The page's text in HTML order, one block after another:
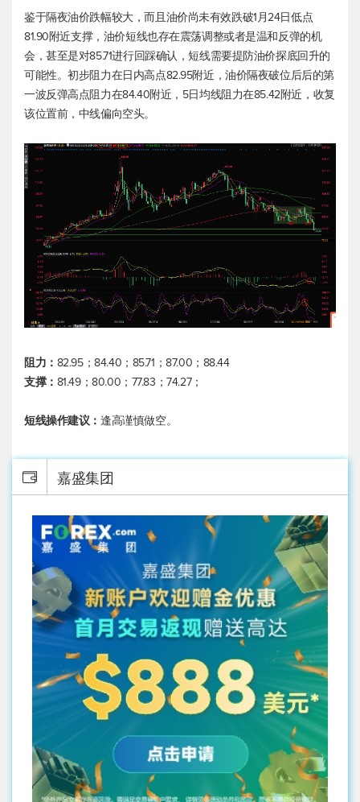
鉴于隔夜油价跌幅较大，而且油价尚未有效跌破1月24日低点
81.90附近支撑，油价短线也存在震荡调整或者是温和反弹的机
会，甚至是对85.71进行回踩确认，短线需要提防油价探底回升的
可能性。初步阻力在日内高点82.95附近，油价隔夜破位后后的第
一波反弹高点阻力在84.40附近，5日均线阻力在85.42附近，收复
该位置前，中线偏向空头。
阻力： 82.95；84.40；85.71；87.00；88.44
支撑： 81.49；80.00；77.83；74.27；
短线操作建议：逢高谨慎做空。
嘉盛集团